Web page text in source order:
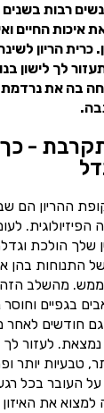
רבות
איכות החיים
כרית הריון
לך לישון
בה את
- כך
ההריון הם
הפיזיולוגית.
שלך הולכת
התנוחות בהן
ממש. מהשלב
בגפיים וחוסר
חודשים לאחר
לעזור לך
טבעיות יותר
על העובר בכל
את